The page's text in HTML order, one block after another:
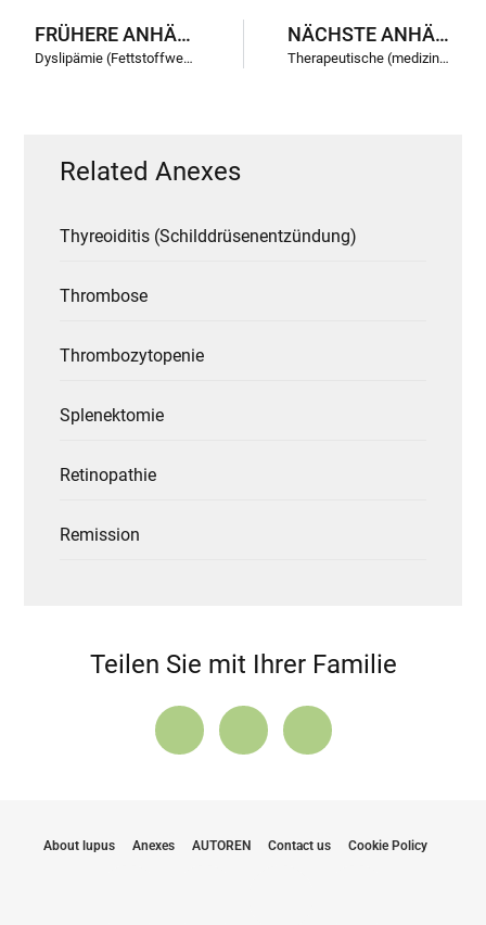
FRÜHERE ANHÄNGE
Dyslipämie (Fettstoffwechselstörung)
NÄCHSTE ANHÄNGE
Therapeutische (medizinische) Ausbildung
Related Anexes
Thyreoiditis (Schilddrüsenentzündung)
Thrombose
Thrombozytopenie
Splenektomie
Retinopathie
Remission
Teilen Sie mit Ihrer Familie
About lupus Anexes AUTOREN Contact us Cookie Policy